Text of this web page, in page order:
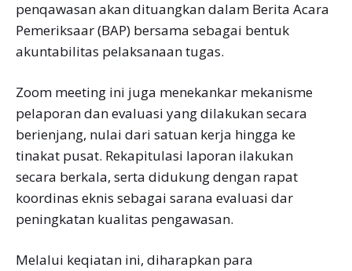
penqawasan akan dituangkan dalam Berita Acara
Pemeriksaar (BAP) bersama sebagai bentuk
akuntabilitas pelaksanaan tugas.
Zoom meeting ini juga menekankar mekanisme
pelaporan dan evaluasi yang dilakukan secara
berienjang, nulai dari satuan kerja hingga ke
tinakat pusat. Rekapitulasi laporan ilakukan
secara berkala, serta didukung dengan rapat
koordinas eknis sebagai sarana evaluasi dar
peningkatan kualitas pengawasan.
Melalui keqiatan ini, diharapkan para